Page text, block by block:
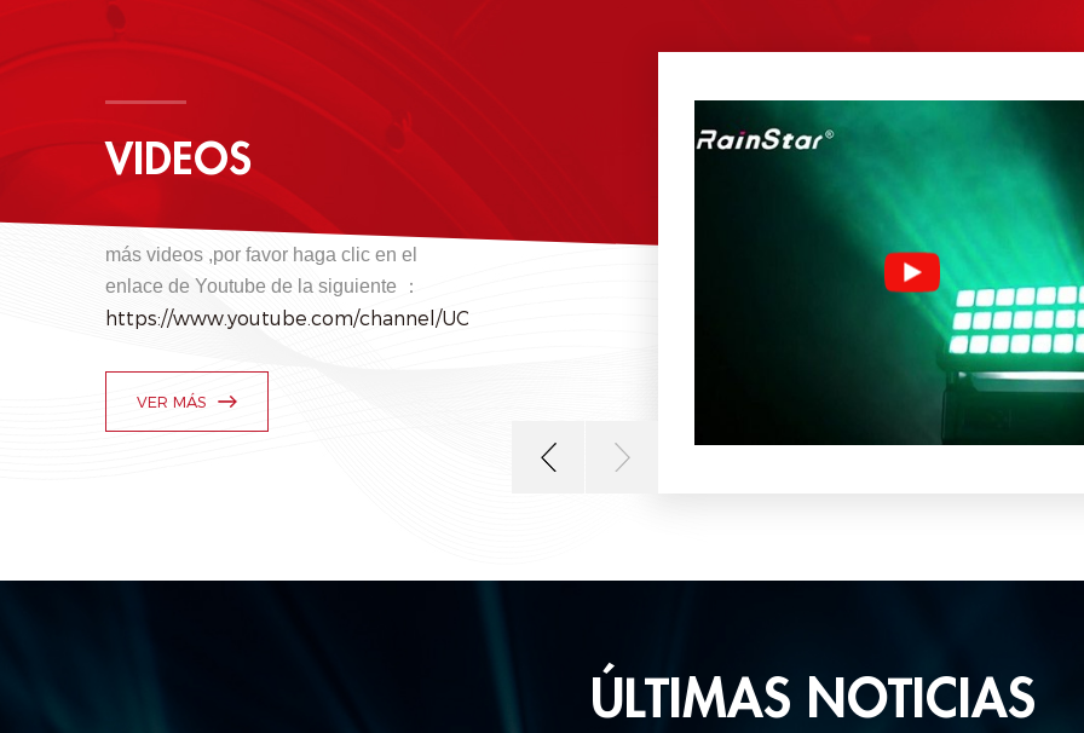
VIDEOS
más videos ,por favor haga clic en el
enlace de Youtube de la siguiente ：
https://www.youtube.com/channel/UCPmBROZbvwsEnpYiW2cJrGw
VER MÁS
ÚLTIMAS NOTICIAS